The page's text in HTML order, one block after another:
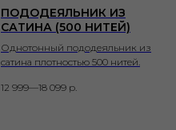
ПОДОДЕЯЛЬНИК ИЗ
САТИНА (500 НИТЕЙ)
Однотонный пододеяльник из
сатина плотностью 500 нитей.
12 999—18 099 р.